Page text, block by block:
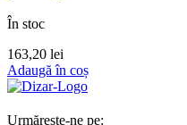
În stoc
163,20 lei
Adaugă în coș
Urmărește-ne pe: